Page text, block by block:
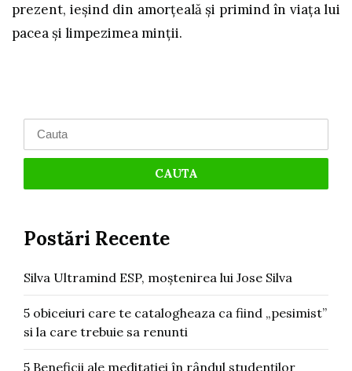
prezent, ieșind din amorțeală și primind în viața lui
pacea și limpezimea minții.
for:
Postări Recente
Silva Ultramind ESP, moștenirea lui Jose Silva
5 obiceiuri care te catalogheaza ca fiind „pesimist”
si la care trebuie sa renunti
5 Beneficii ale meditației în rândul studenților